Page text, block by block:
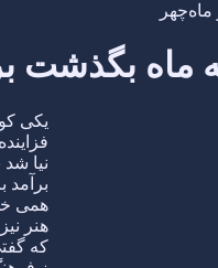
ماه بگذشت
یکی
نیا شد
برآمد
همی
هنر
که